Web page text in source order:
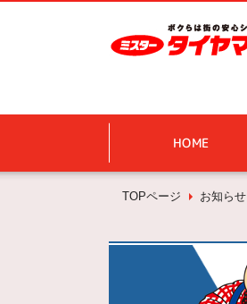
HOME
TOPページ お知らせ